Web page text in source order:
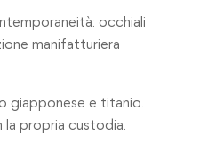
occhiali
manifatturiera
giapponese e titanio.
la propria custodia.